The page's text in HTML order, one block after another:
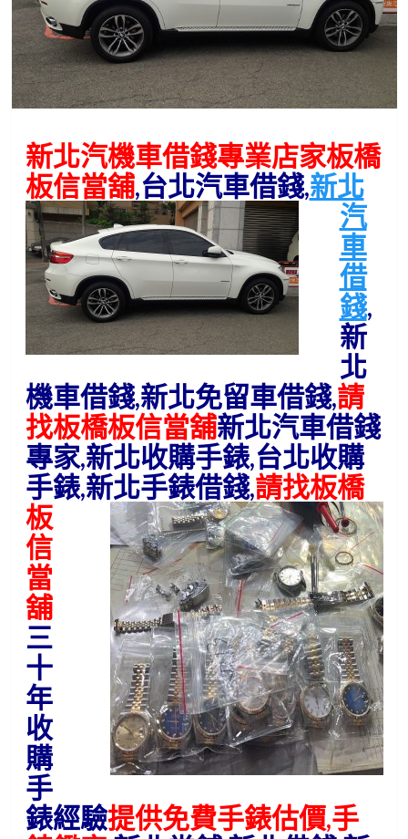
新北汽機車借錢專業店家板橋
板信當舖,台北汽車借錢,新北
汽
車
借
錢,
新
北
機車借錢,新北免留車借錢,請
找板橋板信當舖新北汽車借錢
專家,新北收購手錶,台北收購
手錶,新北手錶借錢,請找板橋
板
信
當
舖
三
十
年
收
購
手
錶經驗提供免費手錶估價,手